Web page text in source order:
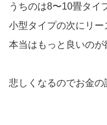
うちのは8〜10畳タイ
小型タイプの次にリー
本当はもっと良いのが
悲しくなるのでお金